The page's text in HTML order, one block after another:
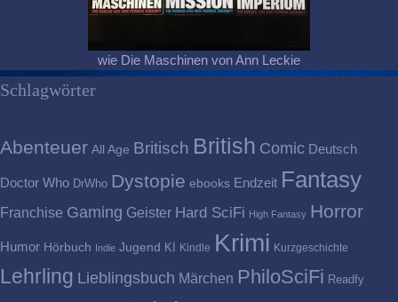
wie Die Maschinen von Ann Leckie
Schlagwörter
Abenteuer All Age Britisch British Comic Deutsch
Doctor Who DrWho Dystopie ebooks Endzeit Fantasy
Franchise Gaming Geister Hard SciFi High Fantasy Horror
Humor Hörbuch Indie Jugend KI Kindle Krimi Kurzgeschichte
Lehrling Lieblingsbuch Märchen PhiloSciFi Readfy